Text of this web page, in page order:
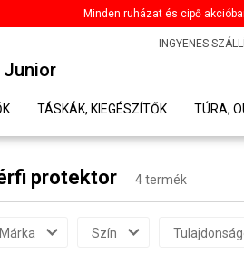
Minden ruházat és cipő
INGYENES
Junior
TÁSKÁK, KIEGÉSZÍTŐK TÚRA,
protektor 4 termék
Márka Szín